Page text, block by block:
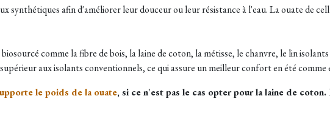
synthétiques afin d'améliorer leur douceur ou leur résistance à l'eau. La ouate de
comme la fibre de bois, la laine de coton, la métisse, le chanvre, le lin
aux isolants conventionnels, ce qui assure un meilleur confort en été comme
le poids de la ouate, si ce n'est pas le cas opter pour la laine de